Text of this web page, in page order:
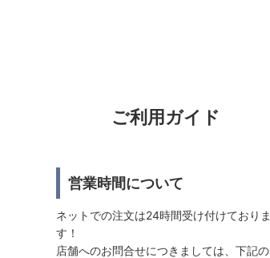
ご利用ガイド
営業時間について
ネットでの注文は24時間受け付けておりま
す！
店舗へのお問合せにつきましては、下記の